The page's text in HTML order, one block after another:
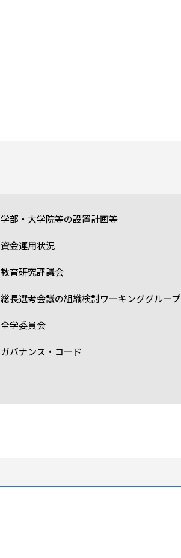
学部・大学院等の設置計画等
資金運用状況
教育研究評議会
総長選考会議の組織検討ワーキンググループ
全学委員会
ガバナンス・コード